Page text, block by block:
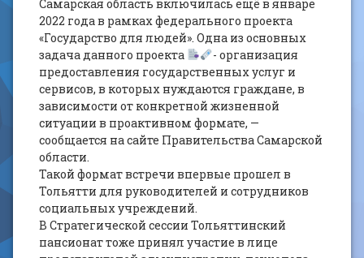
Самарская область включилась ещё в январе
2022 года в рамках федерального проекта
«Государство для людей». Одна из основных
задача данного проекта
- организация
предоставления государственных услуг и
сервисов, в которых нуждаются граждане, в
зависимости от конкретной жизненной
ситуации в проактивном формате, —
сообщается на сайте Правительства Самарской
области.
Такой формат встречи впервые прошел в
Тольятти для руководителей и сотрудников
социальных учреждений.
В Стратегической сессии Тольяттинский
пансионат тоже принял участие в лице